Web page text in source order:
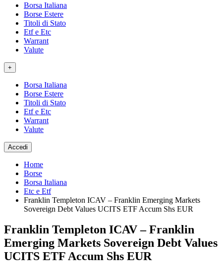
Borsa Italiana
Borse Estere
Titoli di Stato
Etf e Etc
Warrant
Valute
+
Borsa Italiana
Borse Estere
Titoli di Stato
Etf e Etc
Warrant
Valute
Accedi
Home
Borse
Borsa Italiana
Etc e Etf
Franklin Templeton ICAV – Franklin Emerging Markets
Sovereign Debt Values UCITS ETF Accum Shs EUR
Franklin Templeton ICAV – Franklin
Emerging Markets Sovereign Debt Values
UCITS ETF Accum Shs EUR